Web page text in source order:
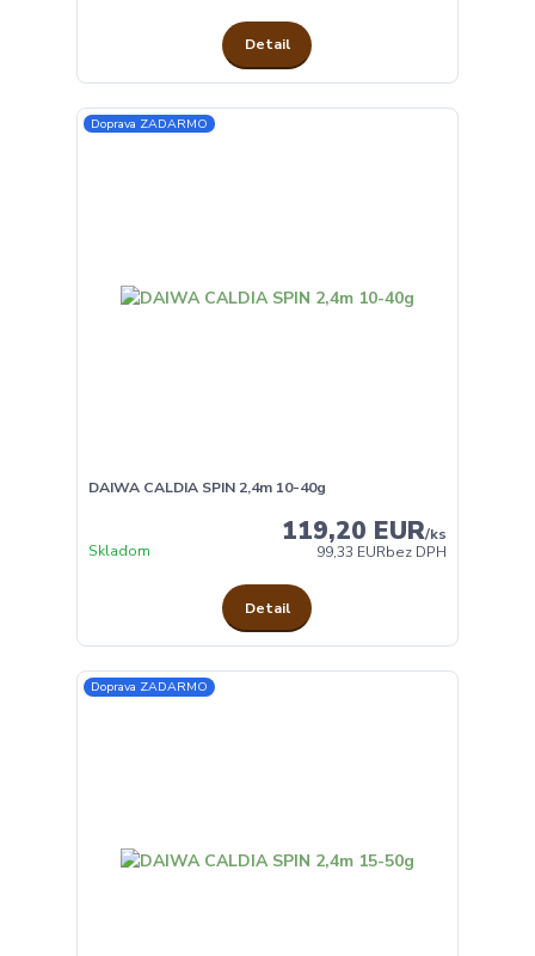
Detail
Doprava ZADARMO
DAIWA CALDIA SPIN 2,4m 10-40g
119,20 EUR/ks
99,33 EURbez DPH
Skladom
Detail
Doprava ZADARMO